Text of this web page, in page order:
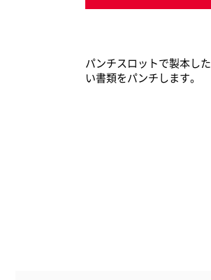
パンチスロットで製本した
い書類をパンチします。